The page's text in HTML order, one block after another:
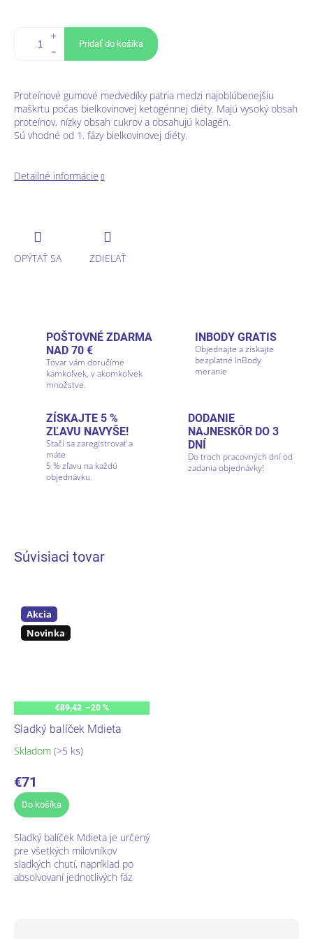
Pridať do košíka
Proteínové gumové medvedíky patria medzi najoblúbenejšiu
maškrtu počas bielkovinovej ketogénnej diéty. Majú vysoký obsah
proteínov, nízky obsah cukrov a obsahujú kolagén.
Sú vhodné od 1. fázy bielkovinovej diéty.
Detailné informácie
OPÝTAŤ SA ZDIEĽAŤ
POŠTOVNÉ ZDARMA
NAD 70 €
Tovar vám doručíme
kamkoľvek, v akomkoľvek
množstve.
INBODY GRATIS
Objednajte a získajte
bezplatné InBody
meranie
ZÍSKAJTE 5 %
ZĽAVU NAVYŠE!
Stačí sa zaregistrovať a
máte
5 % zľavu na každú
objednávku.
DODANIE
NAJNESKÔR DO 3
DNÍ
Do troch pracovných dní od
zadania objednávky!
Súvisiaci tovar
Akcia
Novinka
€89,42 –20 %
Sladký balíček Mdieta
Skladom (>5 ks)
€71
Do košíka
Sladký balíček Mdieta je určený
pre všetkých milovníkov
sladkých chutí, napríklad po
absolvovaní jednotlivých fáz